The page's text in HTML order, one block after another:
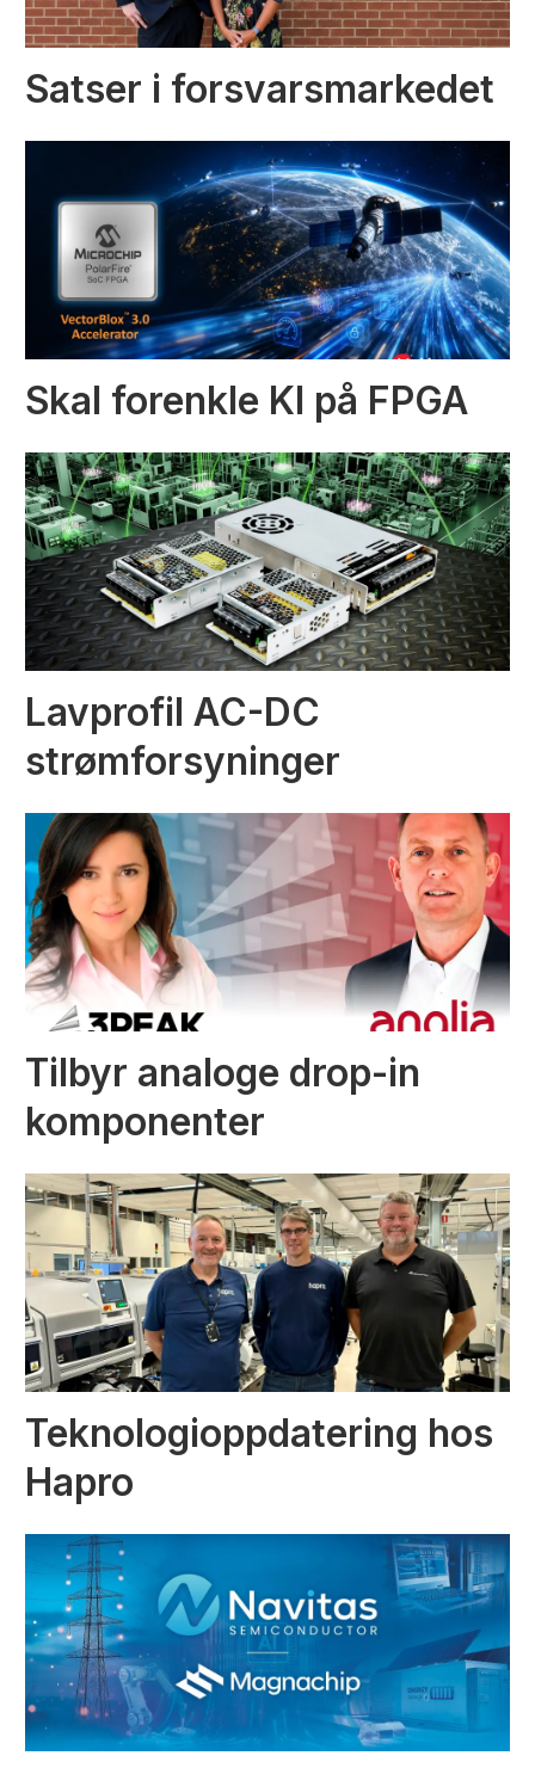
Satser i forsvarsmarkedet
Skal forenkle KI på FPGA
Lavprofil AC-DC
strømforsyninger
Tilbyr analoge drop-in
komponenter
Teknologioppdatering hos
Hapro